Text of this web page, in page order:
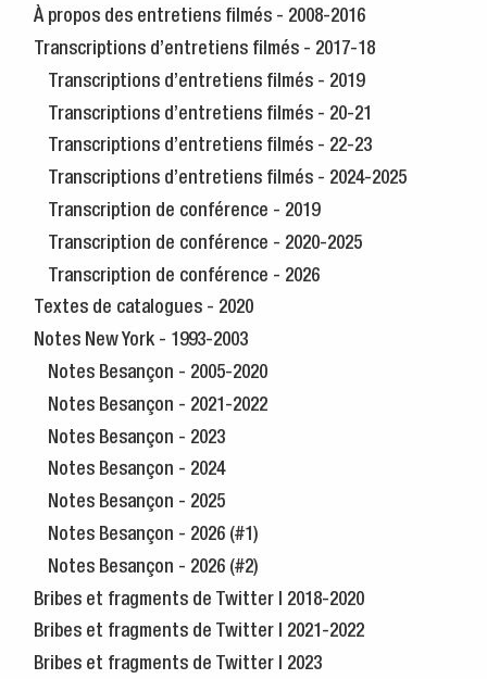
À propos des entretiens filmés - 2008-2016
Transcriptions d’entretiens filmés - 2017-18
Transcriptions d’entretiens filmés - 2019
Transcriptions d’entretiens filmés - 20-21
Transcriptions d’entretiens filmés - 22-23
Transcriptions d’entretiens filmés - 2024-2025
Transcription de conférence - 2019
Transcription de conférence - 2020-2025
Transcription de conférence - 2026
Textes de catalogues - 2020
Notes New York - 1993-2003
Notes Besançon - 2005-2020
Notes Besançon - 2021-2022
Notes Besançon - 2023
Notes Besançon - 2024
Notes Besançon - 2025
Notes Besançon - 2026 (#1)
Notes Besançon - 2026 (#2)
Bribes et fragments de Twitter | 2018-2020
Bribes et fragments de Twitter | 2021-2022
Bribes et fragments de Twitter | 2023